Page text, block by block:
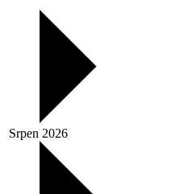
Srpen 2026